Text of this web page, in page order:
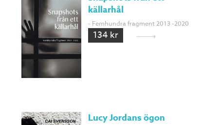
källarhål
- Femhundra fragment 2013 -2020
134 kr
Lucy Jordans ögon